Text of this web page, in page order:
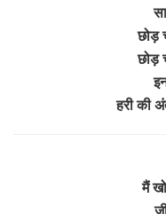
छोड़
छोड़
हरी की
मैं